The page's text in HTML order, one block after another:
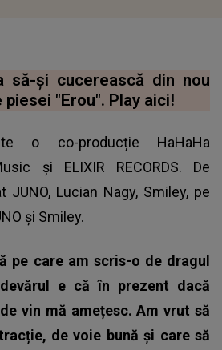
să-și cucerească din nou
"Erou". Play aici!
o co-producție HaHaHa
și ELIXIR RECORDS. De
Lucian Nagy, Smiley, pe
și Smiley.
pe care am scris-o de dragul
e că în prezent dacă
vin mă amețesc. Am vrut să
de voie bună și care să